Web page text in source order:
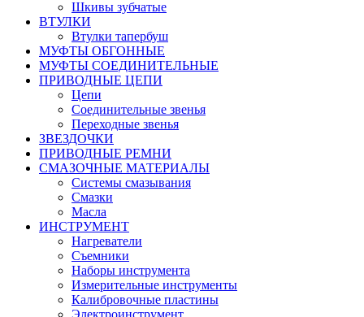
Шкивы зубчатые
ВТУЛКИ
Втулки тапербуш
МУФТЫ ОБГОННЫЕ
МУФТЫ СОЕДИНИТЕЛЬНЫЕ
ПРИВОДНЫЕ ЦЕПИ
Цепи
Соединительные звенья
Переходные звенья
ЗВЕЗДОЧКИ
ПРИВОДНЫЕ РЕМНИ
СМАЗОЧНЫЕ МАТЕРИАЛЫ
Системы смазывания
Смазки
Масла
ИНСТРУМЕНТ
Нагреватели
Съемники
Наборы инструмента
Измерительные инструменты
Калибровочные пластины
Электроинструмент